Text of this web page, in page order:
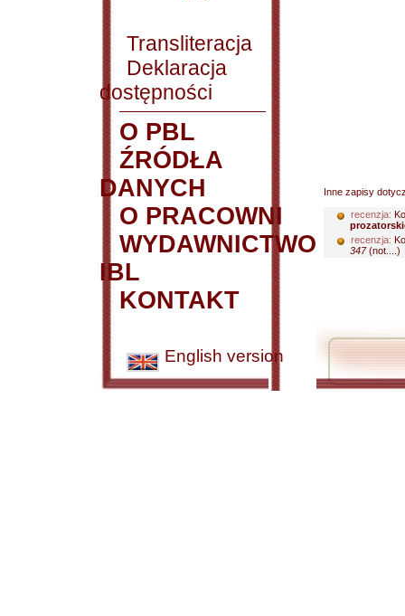
Transliteracja
Deklaracja
dostępności
O PBL
ŹRÓDŁA
DANYCH
O PRACOWNI
WYDAWNICTWO
IBL
KONTAKT
English version
Inne zapisy
recenzja:
recenzja:
347(not....)